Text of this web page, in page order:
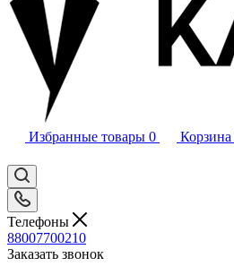
Избранные товары 0 Корзина
Телефоны
88007700210
Заказать звонок